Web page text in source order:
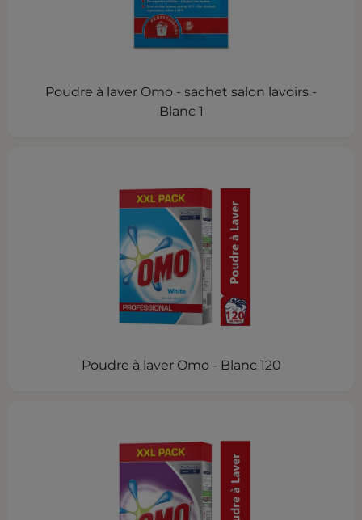
Poudre à laver Omo - sachet salon lavoirs -
Blanc 1
Poudre à laver Omo - Blanc 120